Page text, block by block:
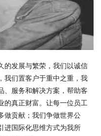
的发展与繁荣，我们以诚信
我们置客户于重中之重，我
、服务和解决方案，帮助客
的真正财富。让每一位员工
做贡献；我们争做世界公
进国际化思维方式为我所